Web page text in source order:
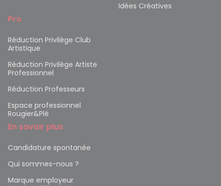
Idées Créatives
Pro
Réduction Privilège Club
Artistique
Réduction Privilège Artiste
Professionnel
Réduction Professeurs
Espace professionnel
Rougier&Plé
En savoir plus
Candidature spontanée
Qui sommes-nous ?
Marque employeur